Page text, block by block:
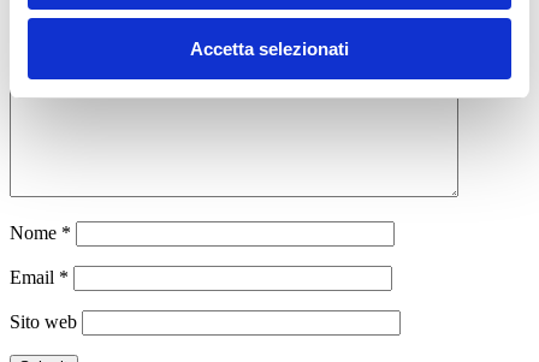
Accetta selezionati
Nome *
Email *
Sito web